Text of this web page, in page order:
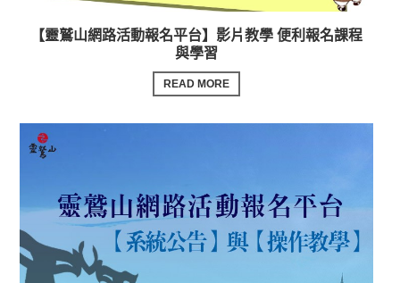
【靈鷲山網路活動報名平台】影片教學 便利報名課程
與學習
READ MORE